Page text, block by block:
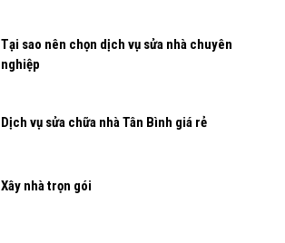
Tại sao nên chọn dịch vụ sửa nhà chuyên
nghiệp
Dịch vụ sửa chữa nhà Tân Bình giá rẻ
Xây nhà trọn gói